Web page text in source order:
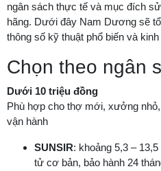
ngân sách thực tế và mục đích
hãng. Dưới đây Nam Dương sẽ
thông số kỹ thuật phổ biến và
Chọn theo ngân
Dưới 10 triệu đồng
Phù hợp cho thợ mới, xưởng
vận hành
SUNSIR: khoảng 5,3 –
tử cơ bản, bảo hành 24